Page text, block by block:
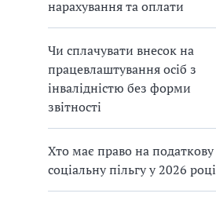
нарахування та оплати
Чи сплачувати внесок на
працевлаштування осіб з
інвалідністю без форми
звітності
Хто має право на податкову
соціальну пільгу у 2026 році